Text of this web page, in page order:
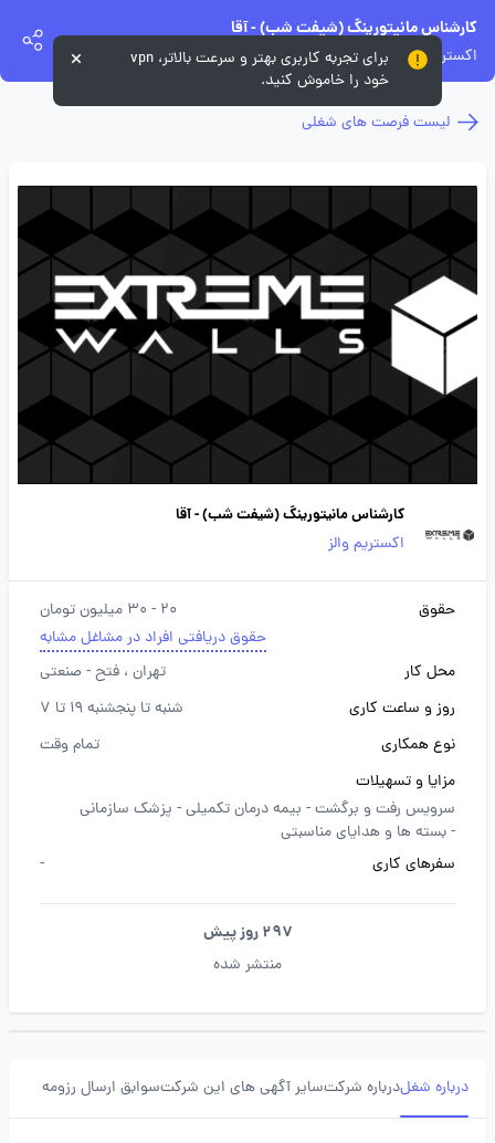
کارشناس مانیتورینگ (شیفت شب) - آقا
اکستریم والز
لیست فرصت های شغلی
کارشناس مانیتورینگ (شیفت شب) - آقا
اکستریم والز
حقوق
20 - 30 میلیون تومان
حقوق دریافتی افراد در مشاغل مشابه
محل کار
تهران ، فتح - صنعتی
روز و ساعت کاری
شنبه تا پنجشنبه 19 تا 7
نوع همکاری
تمام وقت
مزایا و تسهیلات
سرویس رفت و برگشت - بیمه درمان تکمیلی - پزشک سازمانی
-بسته ها و هدایای مناسبتی
سفرهای کاری
-
297 روز پیش
منتشر شده
درباره شغلدرباره شرکتسایر آگهی های این شرکتسوابق ارسال رزومه
برای تجربه کاربری بهتر و سرعت بالاتر، vpn
خود را خاموش کنید.